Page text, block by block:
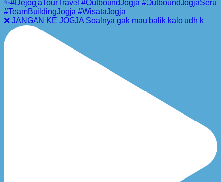
❌ JANGAN KE JOGJA Soalnya gak mau balik kalo udh k